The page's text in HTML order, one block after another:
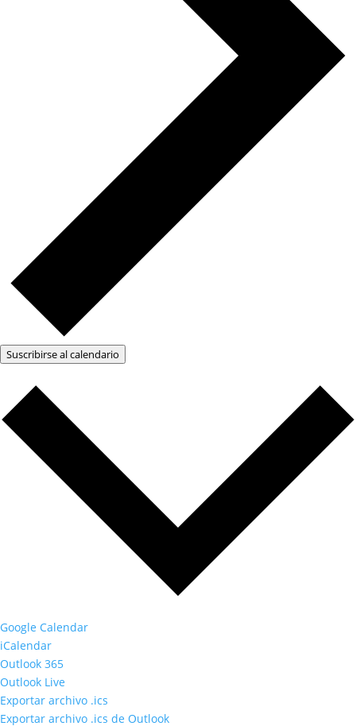
Suscribirse al calendario
Google Calendar
iCalendar
Outlook 365
Outlook Live
Exportar archivo .ics
Exportar archivo .ics de Outlook